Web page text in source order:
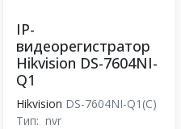
IP-
видеорегистратор
Hikvision DS-7604NI-
Q1
Hikvision DS-7604NI-Q1(C)
Тип: nvr